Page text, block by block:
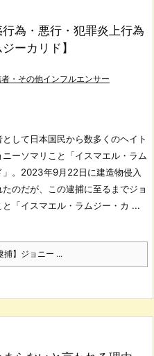
行為・悪行・犯罪炎上行為
ーカリド】
・その他インフルエンサー
して日本国民から数多くのヘイト
ニーソマリこと「イスマエル・ラム
。 2023年9月22日に建造物侵入
のだが、この逮捕に至るまでジョ
と「イスマエル・ラムジー・カ ...
】ジョニー ...